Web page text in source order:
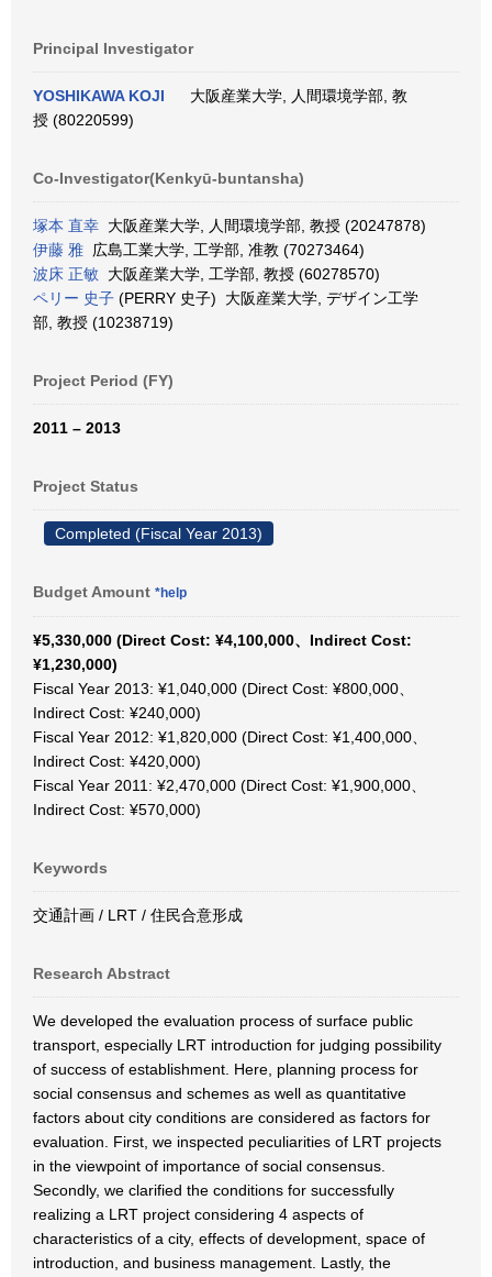
Principal Investigator
YOSHIKAWA KOJI
大阪産業大学, 人間環境学部, 教
授 (80220599)
Co-Investigator(Kenkyū-buntansha)
塚本 直幸 大阪産業大学, 人間環境学部, 教授 (20247878)
伊藤 雅 広島工業大学, 工学部, 准教 (70273464)
波床 正敏 大阪産業大学, 工学部, 教授 (60278570)
ペリー 史子 (PERRY 史子) 大阪産業大学, デザイン工学
部, 教授 (10238719)
Project Period (FY)
2011 – 2013
Project Status
Completed (Fiscal Year 2013)
Budget Amount *help
¥5,330,000 (Direct Cost: ¥4,100,000、Indirect Cost:
¥1,230,000)
Fiscal Year 2013: ¥1,040,000 (Direct Cost: ¥800,000、
Indirect Cost: ¥240,000)
Fiscal Year 2012: ¥1,820,000 (Direct Cost: ¥1,400,000、
Indirect Cost: ¥420,000)
Fiscal Year 2011: ¥2,470,000 (Direct Cost: ¥1,900,000、
Indirect Cost: ¥570,000)
Keywords
交通計画 / LRT / 住民合意形成
Research Abstract
We developed the evaluation process of surface public
transport, especially LRT introduction for judging possibility
of success of establishment. Here, planning process for
social consensus and schemes as well as quantitative
factors about city conditions are considered as factors for
evaluation. First, we inspected peculiarities of LRT projects
in the viewpoint of importance of social consensus.
Secondly, we clarified the conditions for successfully
realizing a LRT project considering 4 aspects of
characteristics of a city, effects of development, space of
introduction, and business management. Lastly, the